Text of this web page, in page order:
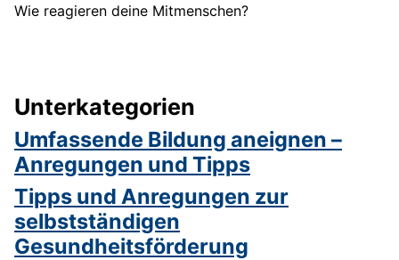
Wie reagieren deine Mitmenschen?
Unterkategorien
Umfassende Bildung aneignen –
Anregungen und Tipps
Tipps und Anregungen zur
selbstständigen
Gesundheitsförderung